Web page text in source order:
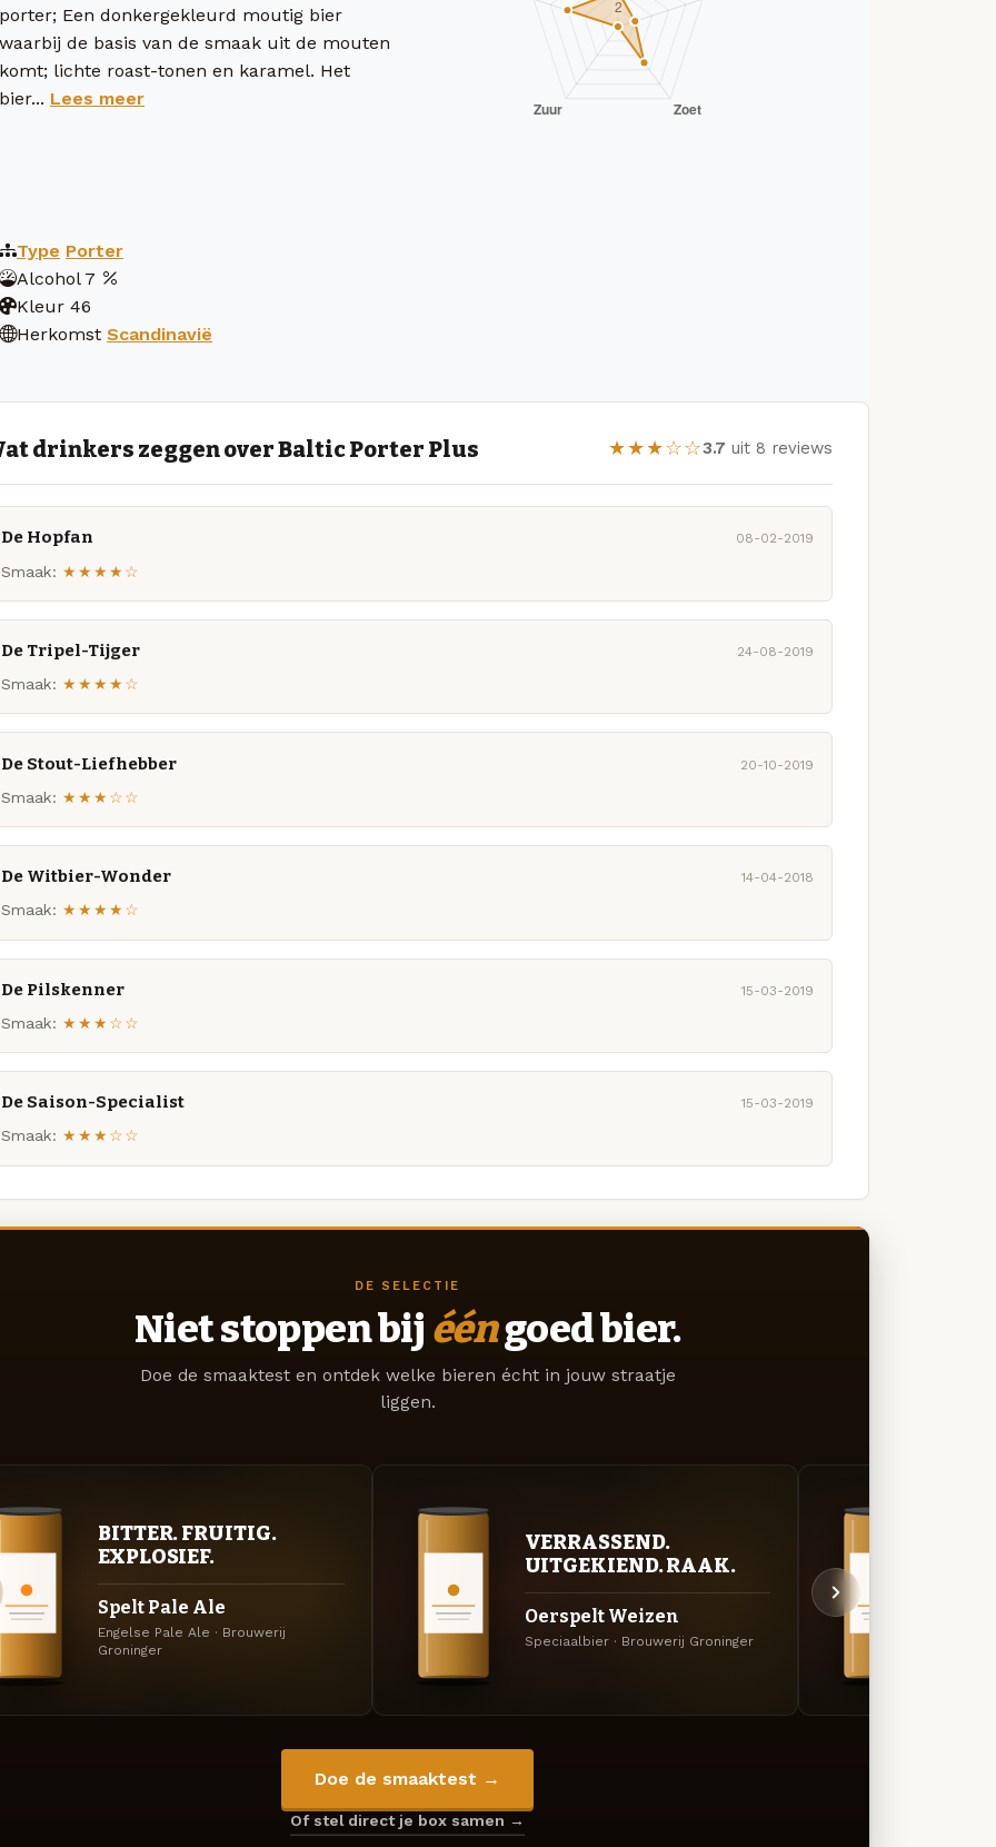
porter; Een donkergekleurd moutig bier
waarbij de basis van de smaak uit de mouten
komt; lichte roast-tonen en karamel. Het
bier... Lees meer
Type Porter
Alcohol 7
Kleur 46
Herkomst Scandinavië
drinkers zeggen over Baltic Porter Plus ★★★☆☆3.7 uit 8 reviews
De Hopfan 08-02-2019
Smaak: ★★★★☆
De Tripel-Tijger 24-08-2019
Smaak: ★★★★☆
De Stout-Liefhebber 20-10-2019
Smaak: ★★★☆☆
De Witbier-Wonder 14-04-2018
Smaak: ★★★★☆
De Pilskenner 15-03-2019
Smaak: ★★★☆☆
De Saison-Specialist 15-03-2019
Smaak: ★★★☆☆
DE SELECTIE
Niet stoppen bij ééngoed bier.
Doe de smaaktest en ontdek welke bieren écht in jouw straatje
liggen.
BITTER. FRUITIG.
EXPLOSIEF.
Spelt Pale Ale
Engelse Pale Ale · Brouwerij
Groninger
VERRASSEND.
UITGEKIEND. RAAK.
Oerspelt Weizen
Speciaalbier · Brouwerij Groninger
Doe de smaaktest →
Of stel direct je box samen →